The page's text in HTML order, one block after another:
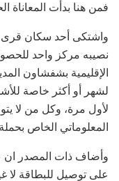
فمن هنا بدأت المعاناة
واشتكى أحد سكان قرى
نصيبه مركز واحد
الإقليمية بشفشاون
لشهر أو أكثر خاصة
لأول مرة، وكل من لا
المعلوماتي الخاص
وأضاف ذات المصدر ان
على توصيل للبطاقة لا